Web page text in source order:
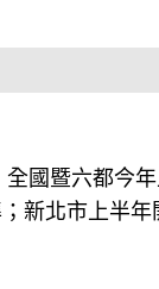
國暨六都今
新北市上半